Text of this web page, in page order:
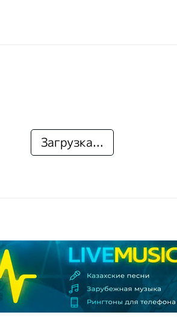
Загрузка...